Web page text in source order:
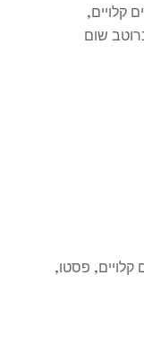
קלויים,
שום
קלויים, פסטו,